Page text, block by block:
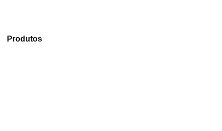
Produtos